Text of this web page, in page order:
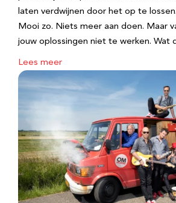
laten verdwijnen door het op te
Mooi zo. Niets meer aan doen. Maar
jouw oplossingen niet te werken. Wat
Lees meer